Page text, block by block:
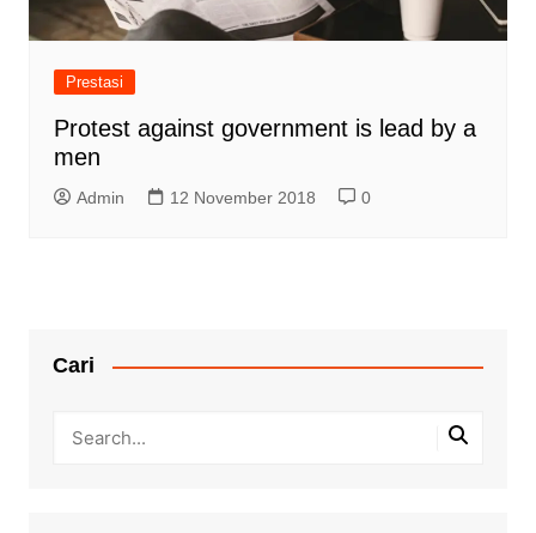
Prestasi
Protest against government is lead by a
men
Admin 12 November 2018 0
Cari